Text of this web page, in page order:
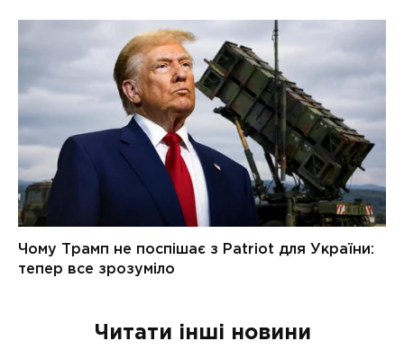
Читати інші новини